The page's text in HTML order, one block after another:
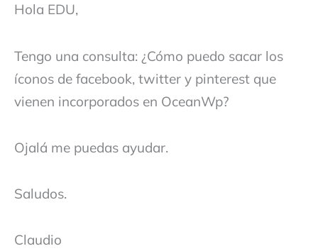
Hola EDU,
Tengo una consulta: ¿Cómo puedo sacar los
íconos de facebook, twitter y pinterest que
vienen incorporados en OceanWp?
Ojalá me puedas ayudar.
Saludos.
Claudio